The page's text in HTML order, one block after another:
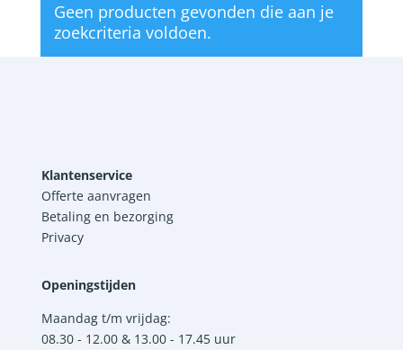
Geen producten gevonden die aan je
zoekcriteria voldoen.
Klantenservice
Offerte aanvragen
Betaling en bezorging
Privacy
Openingstijden
Maandag t/m vrijdag:
08.30 - 12.00 & 13.00 - 17.45 uur